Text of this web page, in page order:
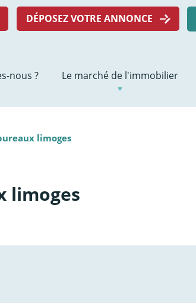
DÉPOSEZ VOTRE ANNONCE
nous ? Le marché de l'immobilier
limoges
limoges